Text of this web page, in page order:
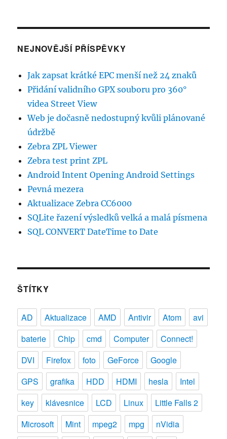
NEJNOVĚJŠÍ PŘÍSPĚVKY
Jak zapsat krátké EPC menší než 24 znaků
Přidání validního GPX souboru pro 360°
videa Street View
Web je dočasně nedostupný kvůli plánované
údržbě
Zebra ZPL Viewer
Zebra test print ZPL
Android Intent Opening Android Settings
Pevná mezera
Aktualizace Zebra CC6000
SQLite řazení výsledků velká a malá písmena
SQL CONVERT DateTime to Date
ŠTÍTKY
AD Aktualizace AMD Antivir Atom
avi
baterie
Chip cmd Computer
Connect!
DVI
Firefox foto GeForce
Google
GPS
grafika HDD HDMI hesla
Intel
key
klávesnice LCD Linux
Little Falls 2
Microsoft
Mint mpeg2 mpg nVidia